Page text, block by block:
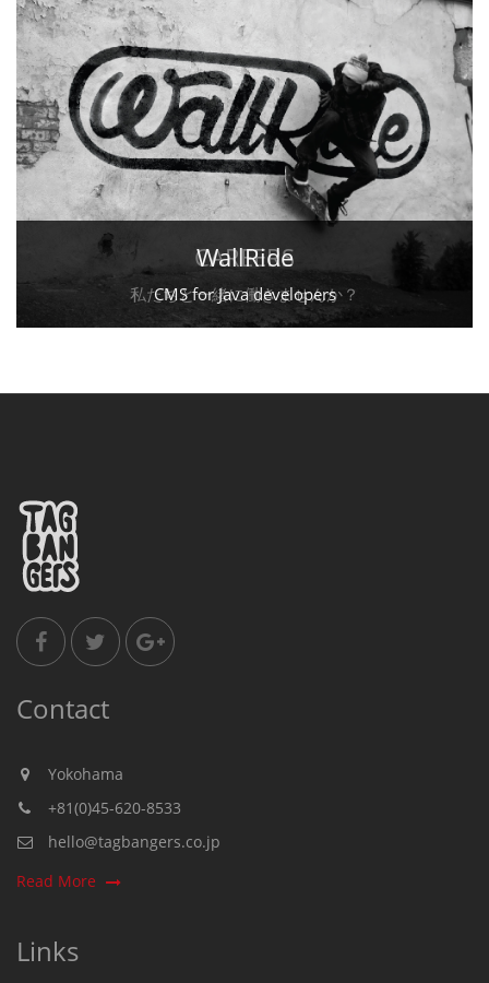
CAREERS
私たちと一緒に働きませんか？
WallRide
CMS for Java developers
Contact
Yokohama
+81(0)45-620-8533
hello@tagbangers.co.jp
Read More
Links